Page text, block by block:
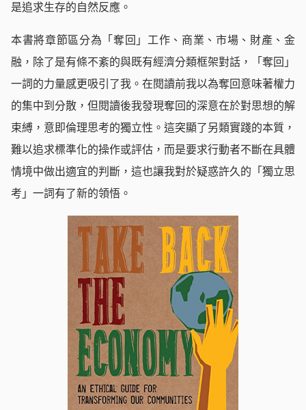
是追求生存的自然反應。
本書將章節區分為「奪回」工作、商業、市場、財產、金
融，除了是有條不紊的與既有經濟分類框架對話，「奪回」
一詞的力量感更吸引了我。在閱讀前我以為奪回意味著權力
的集中到分散，但閱讀後我發現奪回的深意在於對思想的解
束縛，意即倫理思考的獨立性。這突顯了另類實踐的本質，
難以追求標準化的操作或評估，而是要求行動者不斷在具體
情境中做出適宜的判斷，這也讓我對於疑惑許久的「獨立思
考」一詞有了新的領悟。